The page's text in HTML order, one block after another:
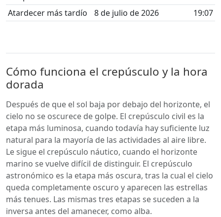
Atardecer más tardío 8 de julio de 2026 19:07
Cómo funciona el crepúsculo y la hora
dorada
Después de que el sol baja por debajo del horizonte, el
cielo no se oscurece de golpe. El crepúsculo civil es la
etapa más luminosa, cuando todavía hay suficiente luz
natural para la mayoría de las actividades al aire libre.
Le sigue el crepúsculo náutico, cuando el horizonte
marino se vuelve difícil de distinguir. El crepúsculo
astronómico es la etapa más oscura, tras la cual el cielo
queda completamente oscuro y aparecen las estrellas
más tenues. Las mismas tres etapas se suceden a la
inversa antes del amanecer, como alba.